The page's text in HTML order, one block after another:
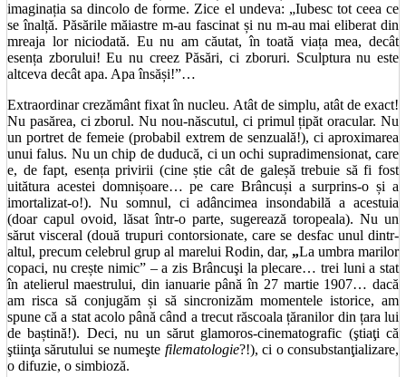
imaginația sa dincolo de forme. Zice el undeva: „Iubesc tot ceea ce
se înalță. Păsările măiastre m-au fascinat și nu m-au mai eliberat din
mreaja lor niciodată. Eu nu am căutat, în toată viața mea, decât
esența zborului! Eu nu creez Păsări, ci zboruri. Sculptura nu este
altceva decât apa. Apa însăși!”…
Extraordinar crezământ fixat în nucleu. Atât de simplu, atât de exact!
Nu pasărea, ci zborul. Nu nou-născutul, ci primul țipăt oracular. Nu
un portret de femeie (probabil extrem de senzuală!), ci aproximarea
unui falus. Nu un chip de duducă, ci un ochi supradimensionat, care
e, de fapt, esența privirii (cine știe cât de galeșă trebuie să fi fost
uitătura acestei domnișoare… pe care Brâncuși a surprins-o și a
imortalizat-o!). Nu somnul, ci adâncimea insondabilă a acestuia
(doar capul ovoid, lăsat într-o parte, sugerează toropeala). Nu un
sărut visceral (două trupuri contorsionate, care se desfac unul dintr-
altul, precum celebrul grup al marelui Rodin, dar, „La umbra marilor
copaci, nu crește nimic” – a zis Brâncuşi la plecare… trei luni a stat
în atelierul maestrului, din ianuarie până în 27 martie 1907… dacă
am risca să conjugăm și să sincronizăm momentele istorice, am
spune că a stat acolo până când a trecut răscoala țăranilor din țara lui
de baștină!). Deci, nu un sărut glamoros-cinematografic (ştiaţi că
ştiinţa sărutului se numeşte filematologie?!), ci o consubstanţializare,
o difuzie, o simbioză.